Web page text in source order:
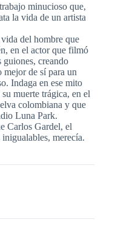
minucioso que,
la vida de un artista
del hombre que
en el actor que filmó
guiones, creando
mejor de sí para un
Indaga en ese mito
muerte trágica, en el
colombiana y que
Luna Park.
Carlos Gardel, el
merecía.